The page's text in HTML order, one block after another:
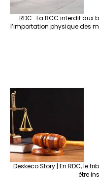
RDC : La BCC interdit
l’importation physique des
Deskeco Story | En RDC, le
être